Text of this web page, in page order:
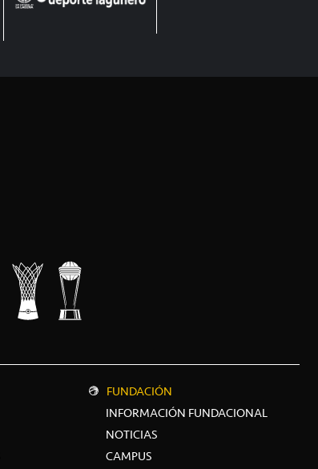
FUNDACIÓN
INFORMACIÓN FUNDACIONAL
NOTICIAS
CAMPUS